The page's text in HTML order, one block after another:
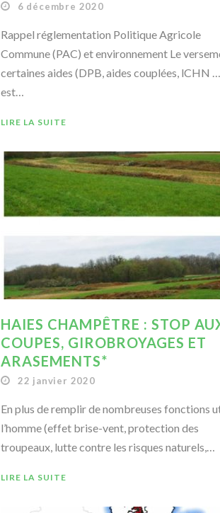
6 décembre 2020
Rappel réglementation Politique Agricole
Commune (PAC) et environnement Le
certaines aides (DPB, aides couplées, lCHN
est…
LIRE LA SUITE
HAIES CHAMPÊTRE : STOP
COUPES, GIROBROYAGES ET
ARASEMENTS*
22 janvier 2020
En plus de remplir de nombreuses fonctions
l’homme (effet brise-vent, protection des
troupeaux, lutte contre les risques naturels,…
LIRE LA SUITE